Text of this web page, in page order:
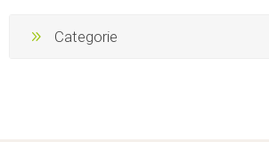
Categorie